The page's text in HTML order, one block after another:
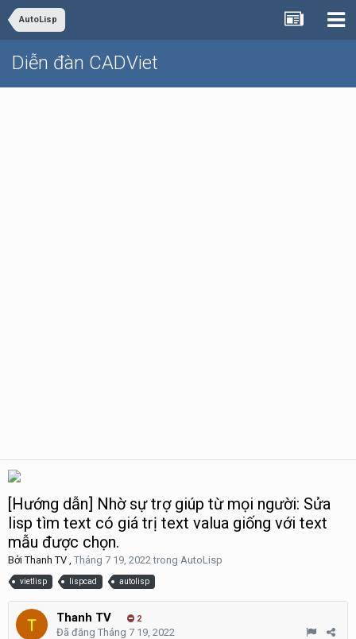
AutoLisp
Diễn đàn CADViet
[Hướng dẫn] Nhờ sự trợ giúp từ mọi người: Sửa
lisp tìm text có giá trị text valua giống với text
mẫu được chọn.
BởiThanh TV , Tháng 7 19, 2022trong AutoLisp
vietlisp lispcad autolisp
Thanh TV 2
Đã đăng Tháng 7 19, 2022